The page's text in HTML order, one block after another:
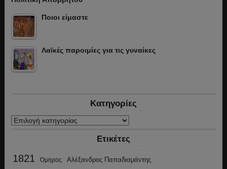
Ποιοι είμαστε
Λαϊκές παροιμίες για τις γυναίκες
Κατηγορίες
Κατηγορίες
Ετικέτες
1821 Όμηρος Αλέξανδρος Παπαδιαμάντης